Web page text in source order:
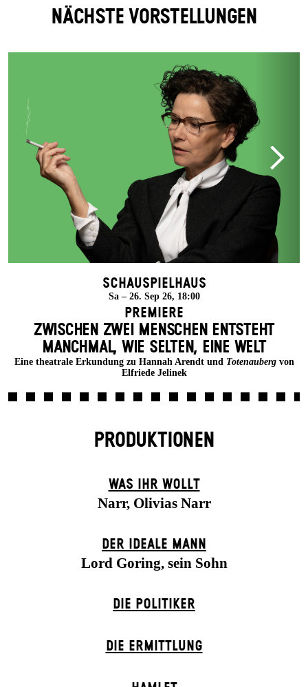
NÄCHSTE VORSTELLUNGEN
Schauspielhaus
Sa – 26. Sep 26, 18:00
Premiere
ZWISCHEN ZWEI MENSCHEN ENT­STEHT
MANCH­MAL, WIE SELTEN, EINE WELT
Eine theatrale Erkundung zu Hannah Arendt und Totenaubergvon
Elfriede Jelinek
PRODUKTIONEN
WAS IHR WOLLT
Narr, Olivias Narr
DER IDEALE MANN
Lord Goring, sein Sohn
DIE POLITIKER
DIE ERMITTLUNG